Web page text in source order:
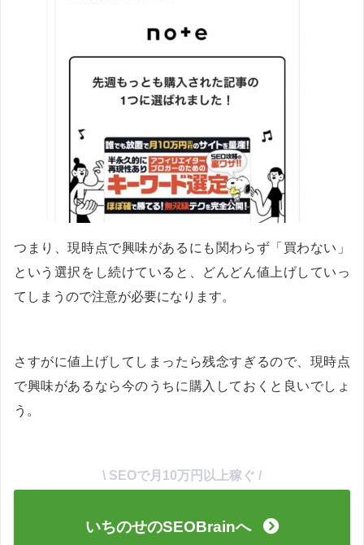
つまり、現時点で興味があるにも関わらず「買わない」
という選択をし続けていると、どんどん値上げしていっ
てしまうので注意が必要になります。
さすがに値上げしてしまったら残念すぎるので、現時点
で興味があるなら今のうちに購入しておくと良いでしょ
う。
\ SEOで月10万円以上稼ぐ /
いちのせのSEOBrainへ